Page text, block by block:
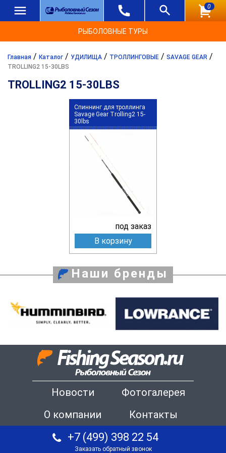
0
РЫБОЛОВНЫЕ ТУРЫ
Главная / Каталог / УДИЛИЩА / ТРОЛЛИНГОВЫЕ / SAVAGE GEAR /
TROLLING2 15-30LBS
TROLLING2 15-30LBS
Спиннинг для троллинга
Savage Gear Trolling2 15-
30lbs
под заказ
В корзину
Наши бренды
Новости
Фотогалерея
О компании
Контакты
+7 (499) 398 22 54
Заказать обратный звонок